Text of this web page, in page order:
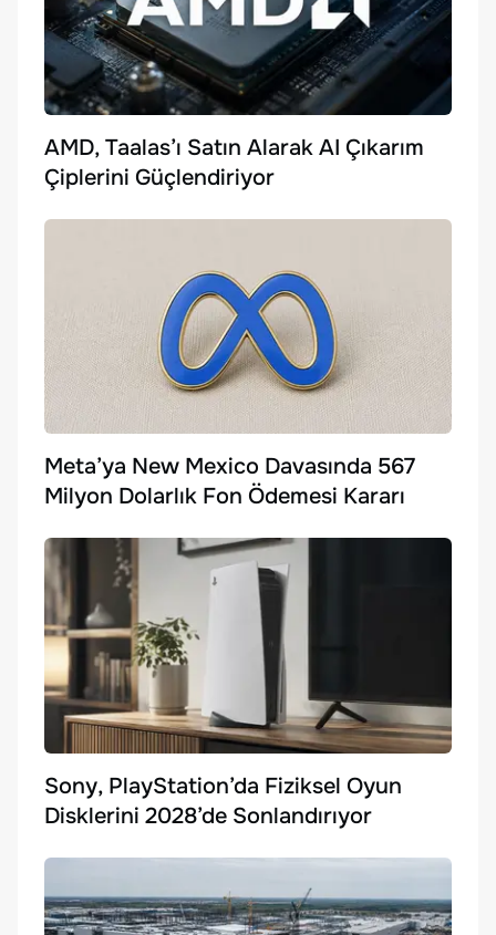
AMD, Taalas’ı Satın Alarak AI Çıkarım
Çiplerini Güçlendiriyor
Meta’ya New Mexico Davasında 567
Milyon Dolarlık Fon Ödemesi Kararı
Sony, PlayStation’da Fiziksel Oyun
Disklerini 2028’de Sonlandırıyor